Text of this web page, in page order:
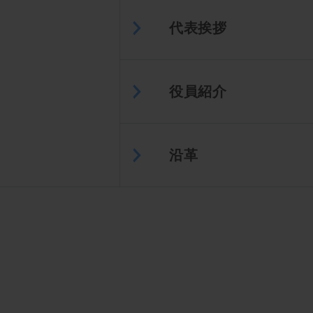
代表挨拶
役員紹介
沿革